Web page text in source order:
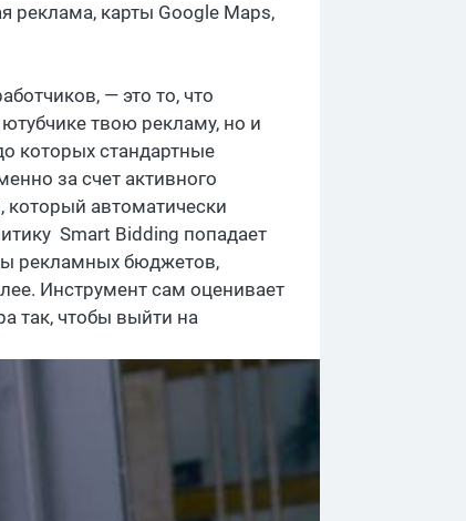
реклама, карты Google Maps,
— это то, что
твою рекламу, но и
которых стандартные
за счет активного
автоматически
Smart Bidding попадает
рекламных бюджетов,
Инструмент сам оценивает
так, чтобы выйти на